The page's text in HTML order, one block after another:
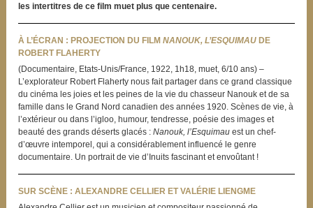
les intertitres de ce film muet plus que centenaire.
À L’ÉCRAN : PROJECTION DU FILM NANOUK, L’ESQUIMAUDE
ROBERT FLAHERTY
(Documentaire, Etats-Unis/France, 1922, 1h18, muet, 6/10 ans) –
L’explorateur Robert Flaherty nous fait partager dans ce grand classique
du cinéma les joies et les peines de la vie du chasseur Nanouk et de sa
famille dans le Grand Nord canadien des années 1920. Scènes de vie, à
l’extérieur ou dans l’igloo, humour, tendresse, poésie des images et
beauté des grands déserts glacés : Nanouk, l’Esquimauest un chef-
d’œuvre intemporel, qui a considérablement influencé le genre
documentaire. Un portrait de vie d’Inuits fascinant et envoûtant !
SUR SCÈNE : ALEXANDRE CELLIER ET VALÉRIE LIENGME